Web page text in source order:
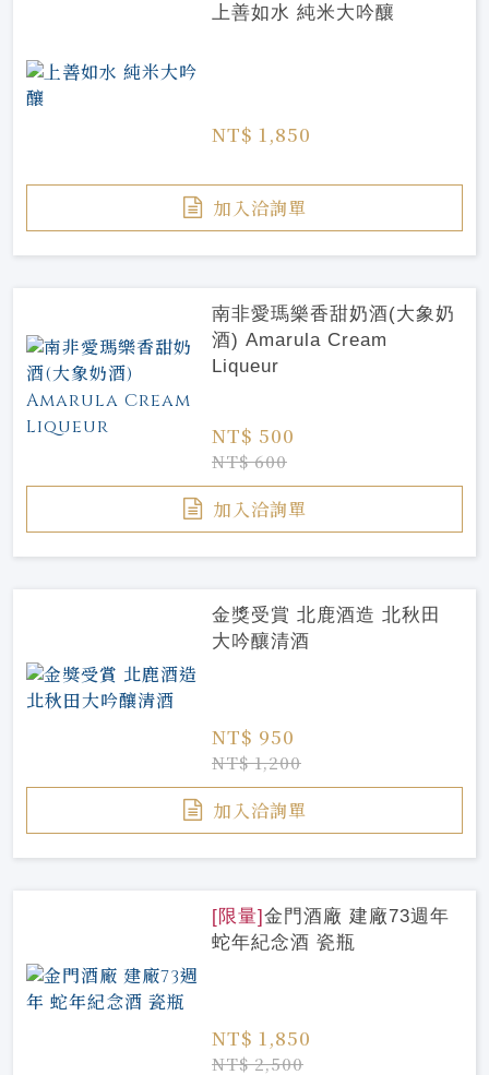
上善如水 純米大吟釀
NT$ 1,850
加入洽詢單
南非愛瑪樂香甜奶酒(大象奶
酒) Amarula Cream
Liqueur
NT$ 500
NT$ 600
加入洽詢單
金獎受賞 北鹿酒造 北秋田
大吟釀清酒
NT$ 950
NT$ 1,200
加入洽詢單
[限量]金門酒廠 建廠73週年
蛇年紀念酒 瓷瓶
NT$ 1,850
NT$ 2,500